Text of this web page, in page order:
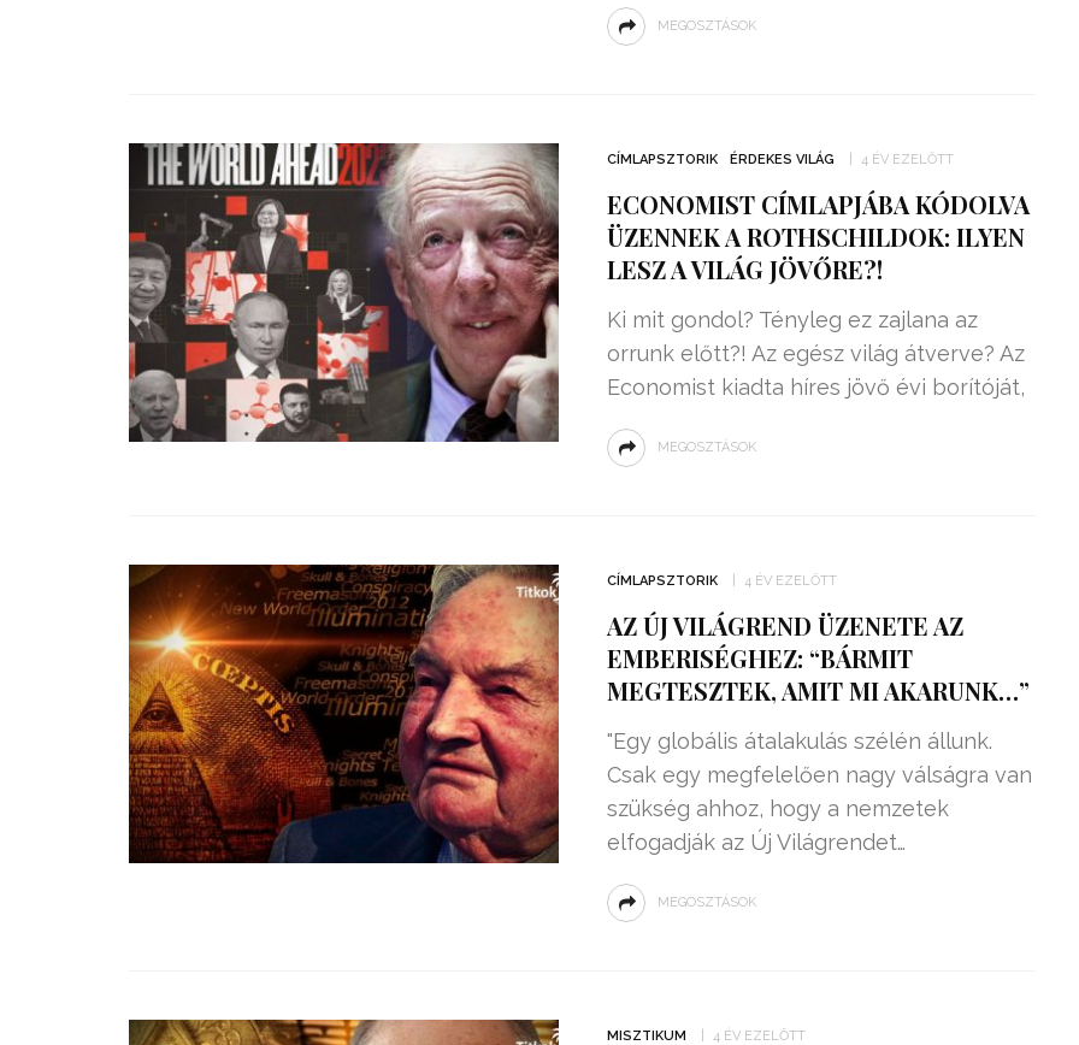
MEGOSZTÁSOK
CÍMLAPSZTORIK ÉRDEKES VILÁG 4 ÉV EZELŐTT
ECONOMIST CÍMLAPJÁBA KÓDOLVA
ÜZENNEK A ROTHSCHILDOK: ILYEN
LESZ A VILÁG JÖVŐRE?!
Ki mit gondol? Tényleg ez zajlana az
orrunk előtt?! Az egész világ átverve? Az
Economist kiadta híres jövő évi borítóját,
MEGOSZTÁSOK
CÍMLAPSZTORIK 4 ÉV EZELŐTT
AZ ÚJ VILÁGREND ÜZENETE AZ
EMBERISÉGHEZ: “BÁRMIT
MEGTESZTEK, AMIT MI AKARUNK…”
"Egy globális átalakulás szélén állunk.
Csak egy megfelelően nagy válságra van
szükség ahhoz, hogy a nemzetek
elfogadják az Új Világrendet…
MEGOSZTÁSOK
MISZTIKUM 4 ÉV EZELŐTT
99,13%-OS HATÉKONYSÁGGAL
NULLÁZZA AZ ÁRAMSZÁMLÁT
EZ A MOTOR!
ENERGIÁT
FEKVŐRENDŐRÖK!